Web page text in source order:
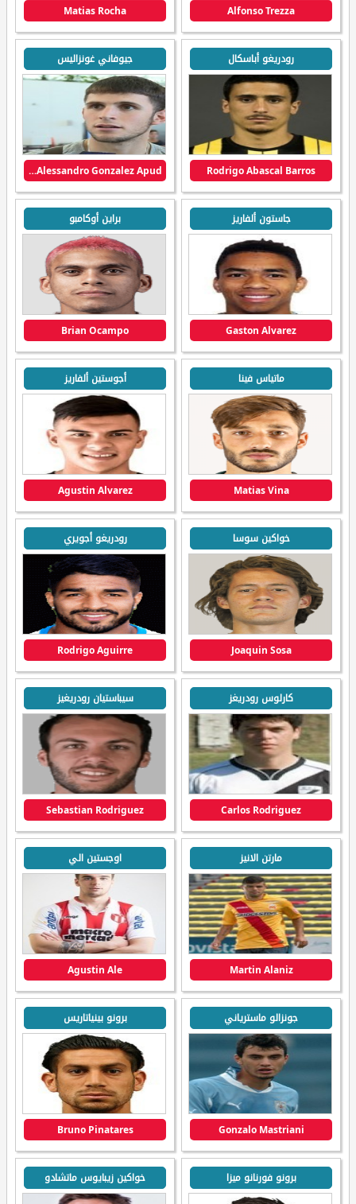
Alfonso Trezza
Matias Rocha
رودريغو أباسكال
Rodrigo Abascal Barros
جيوفاني غونزاليس
Giovanni Alessandro Gonzalez Apud
جاستون ألفاريز
Gaston Alvarez
براين أوكامبو
Brian Ocampo
ماتياس فينا
Matias Vina
أجوستين ألفاريز
Agustin Alvarez
خواكين سوسا
Joaquin Sosa
رودريغو أجويري
Rodrigo Aguirre
كارلوس رودريغز
Carlos Rodriguez
سيباستيان رودريغيز
Sebastian Rodriguez
مارتن الانيز
Martin Alaniz
اوجستين الي
Agustin Ale
جونزالو ماسترياني
Gonzalo Mastriani
برونو بينياتاريس
Bruno Pinatares
برونو فورنانو ميزا خواكين زيبايوس ماتشادو